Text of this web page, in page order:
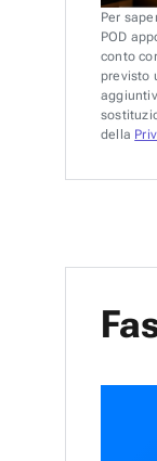
Per
POD
conto
previsto
della